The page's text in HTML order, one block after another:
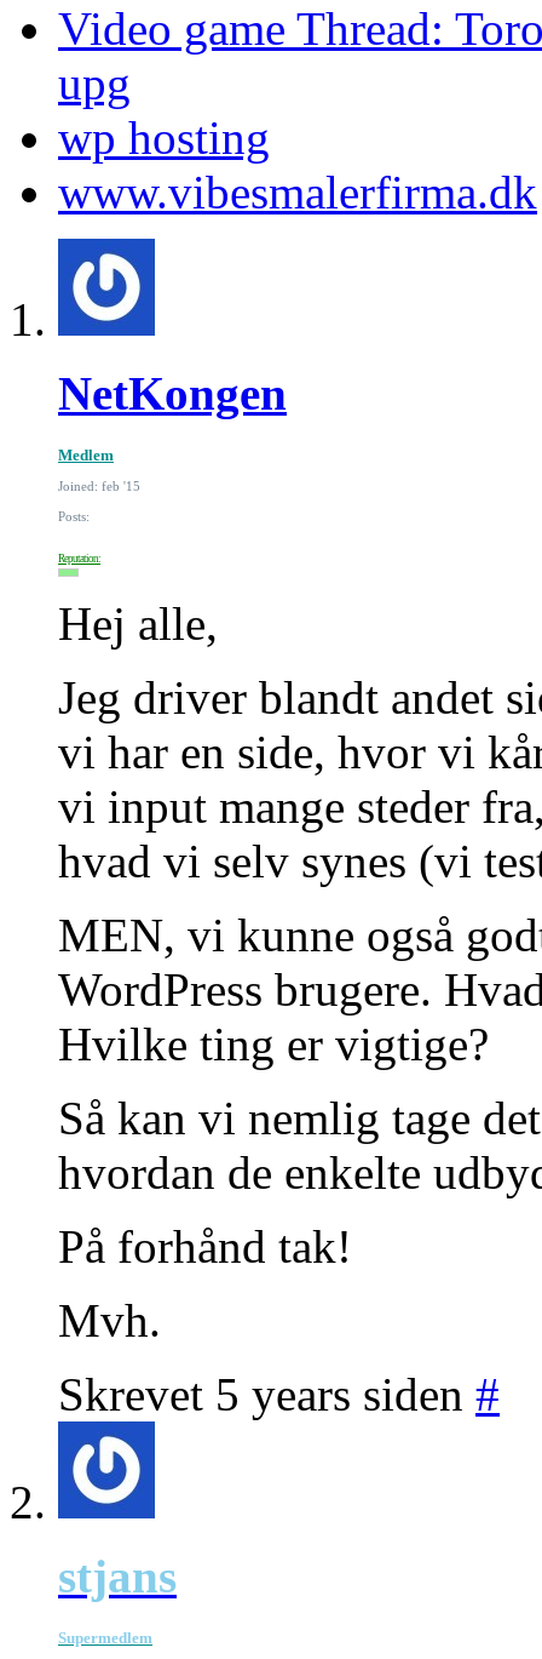
Video game Thread:
upg
wp hosting
www.vibesmalerfirma.dk
NetKongen
Medlem
Joined: feb '15
Posts:
Reputation:
Hej alle,
Jeg driver blandt andet
vi har en side, hvor vi
vi input mange steder
hvad vi selv synes (vi
MEN, vi kunne også
WordPress brugere.
Hvilke ting er vigtige?
Så kan vi nemlig tage
hvordan de enkelte
På forhånd tak!
Mvh.
Skrevet 5 years siden #
stjans
Supermedlem